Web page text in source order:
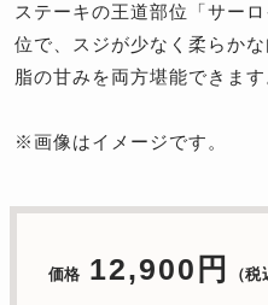
ステーキの王道部位「サー
位で、スジが少なく柔らか
脂の甘みを両方堪能できます
※画像はイメージです。
価格 12,900円 （税